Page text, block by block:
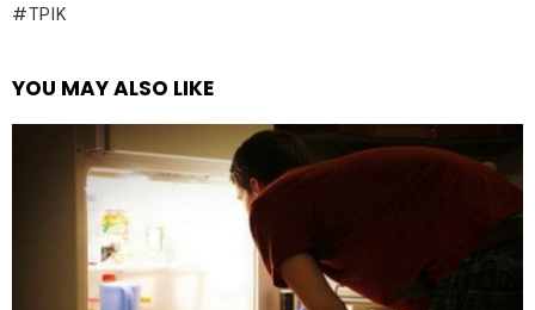
ΤΡΊΚ
YOU MAY ALSO LIKE